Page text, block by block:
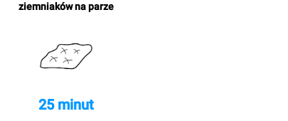
ziemniaków na parze
25 minut